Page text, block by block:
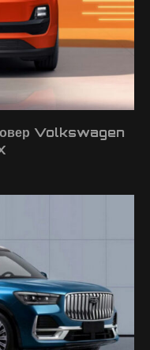
Volkswagen